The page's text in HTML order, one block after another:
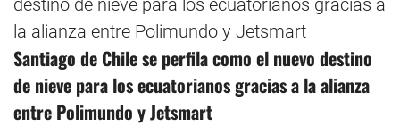
Santiago de Chile se perfila como el nuevo destino
de nieve para los ecuatorianos gracias a la alianza
entre Polimundo y Jetsmart